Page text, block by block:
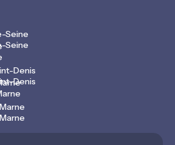
Seine
Seine
Denis
Denis